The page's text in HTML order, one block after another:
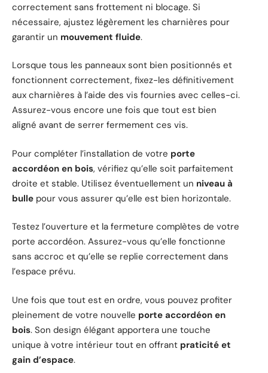
correctement sans frottement ni blocage. Si
nécessaire, ajustez légèrement les charnières pour
garantir un mouvement fluide.
Lorsque tous les panneaux sont bien positionnés et
fonctionnent correctement, fixez-les définitivement
aux charnières à l’aide des vis fournies avec celles-ci.
Assurez-vous encore une fois que tout est bien
aligné avant de serrer fermement ces vis.
Pour compléter l’installation de votre porte
accordéon en bois, vérifiez qu’elle soit parfaitement
droite et stable. Utilisez éventuellement un niveau à
bulle pour vous assurer qu’elle est bien horizontale.
Testez l’ouverture et la fermeture complètes de votre
porte accordéon. Assurez-vous qu’elle fonctionne
sans accroc et qu’elle se replie correctement dans
l’espace prévu.
Une fois que tout est en ordre, vous pouvez profiter
pleinement de votre nouvelle porte accordéon en
bois. Son design élégant apportera une touche
unique à votre intérieur tout en offrant praticité et
gain d’espace.